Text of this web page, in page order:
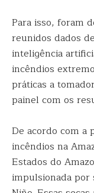
Para isso, foram
reunidos dados
inteligência
incêndios
práticas a
painel com os
De acordo com a
incêndios na
Estados do
impulsionada por